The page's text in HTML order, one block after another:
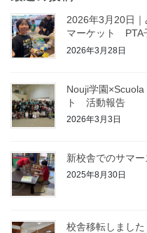
2026年3月20日
マーケット PTA
2026年3月28日
Nouji学園
ト 活動報告
2026年3月3日
新校舎でのサマー
2025年8月30日
校舎移転しました